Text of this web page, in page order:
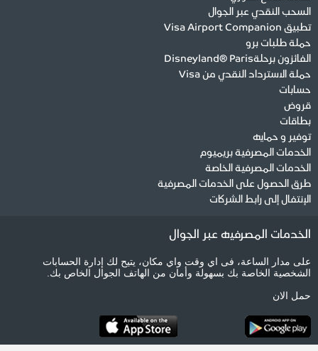
السحب النقدي عبر الجوال
تطبيق Visa Airport Companion
حملة طلبات برو
الفائزون برحلةDisneyland® Paris
حملة الاسترداد النقدي من Visa
حسابات
قروض
بطاقات
توفير و حمايه
الخدمات المصرفية بريميوم
الخدمات المصرفية الخاصة
طرق الحصول على الخدمات المصرفية
الإنتفال إلى رابط الشركات
الخدمات المصرفيه عبر الجوال
على مدار الساعة، فى اي وقت واي مكان، يتيح لك إدارة الحسابات
الشخصية الخاصة بك بسهولة وأمان من الهاتف الجوال الخاص بك.
حمل الان